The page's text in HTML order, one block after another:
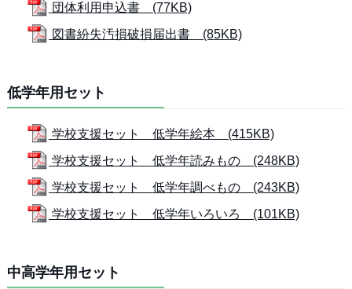
団体利用申込書 (77KB)
図書紛失汚損破損届出書 (85KB)
低学年用セット
学校支援セット 低学年絵本 (415KB)
学校支援セット 低学年読みもの (248KB)
学校支援セット 低学年調べもの (243KB)
学校支援セット 低学年いろいろ (101KB)
中高学年用セット